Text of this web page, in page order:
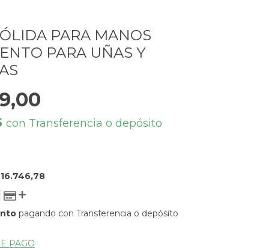
PARA MANOS
PARA UÑAS Y
con Transferencia o depósito
pagando con Transferencia o depósito
PAGO